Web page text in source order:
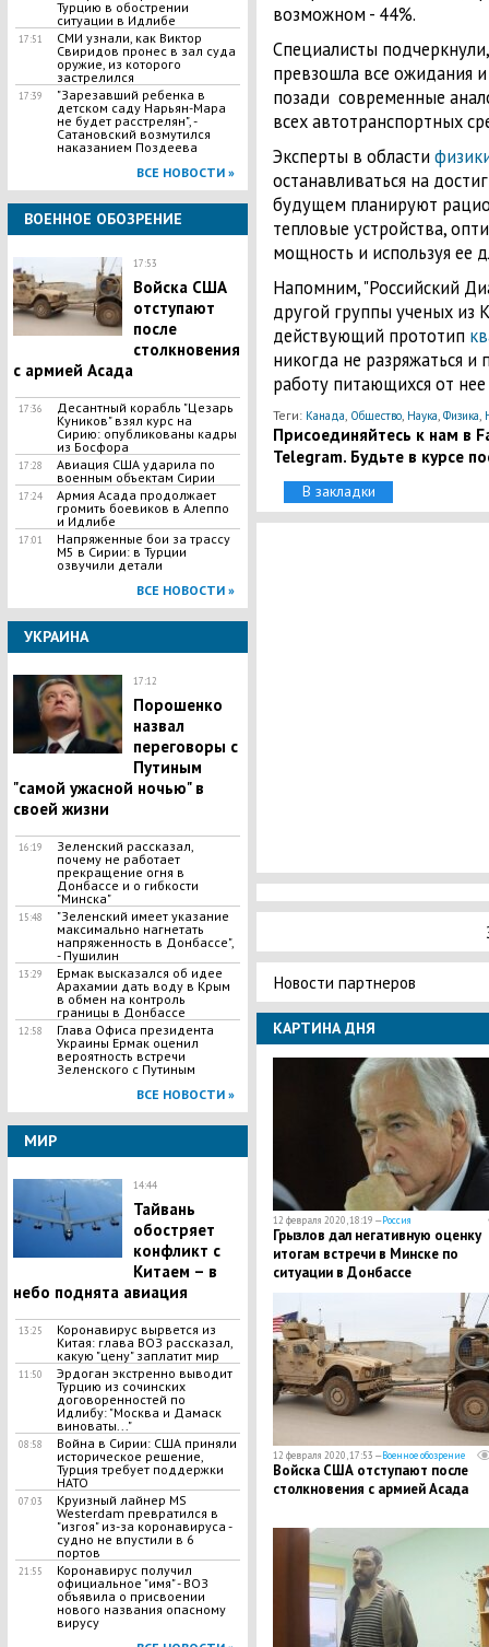
Турцию в обострении
ситуации в Идлибе
17:51
СМИ узнали, как Виктор
Свиридов пронес в зал суда
оружие, из которого
застрелился
17:39
"Зарезавший ребенка в
детском саду Нарьян-Мара
не будет расстрелян", -
Сатановский возмутился
наказанием Поздеева
ВСЕ НОВОСТИ »
ВОЕННОЕ ОБОЗРЕНИЕ
17:53
Войска США
отступают
после
столкновения
с армией Асада
17:36
​Десантный корабль "Цезарь
Куников" взял курс на
Сирию: опубликованы кадры
из Босфора
17:28
Авиация США ударила по
военным объектам Сирии
17:24
Армия Асада продолжает
громить боевиков в Алеппо
и Идлибе
17:01
​Напряженные бои за трассу
М5 в Сирии: в Турции
озвучили детали
ВСЕ НОВОСТИ »
УКРАИНА
17:12
​Порошенко
назвал
переговоры с
Путиным
"самой ужасной ночью" в
своей жизни
16:19
Зеленский рассказал,
почему не работает
прекращение огня в
Донбассе и о гибкости
"Минска"
15:48
​"Зеленский имеет указание
максимально нагнетать
напряженность в Донбассе",
- Пушилин
13:29
​Ермак высказался об идее
Арахамии дать воду в Крым
в обмен на контроль
границы в Донбассе
12:58
Глава Офиса президента
Украины Ермак оценил
вероятность встречи
Зеленского с Путиным
ВСЕ НОВОСТИ »
МИР
14:44
Тайвань
обостряет
конфликт с
Китаем – в
небо поднята авиация
13:25
Коронавирус вырвется из
Китая: глава ВОЗ рассказал,
какую "цену" заплатит мир
11:50
Эрдоган экстренно выводит
Турцию из сочинских
договоренностей по
Идлибу: "Москва и Дамаск
виноваты..."
08:58
Война в Сирии: США приняли
историческое решение,
Турция требует поддержки
НАТО
07:03
Круизный лайнер MS
Westerdam превратился в
"изгоя" из-за коронавируса -
судно не впустили в 6
портов
21:55
Коронавирус получил
официальное "имя" - ВОЗ
объявила о присвоении
нового названия опасному
вирусу
возможном - 44%.
Специалисты
превзошла все ожидания
позади современные
всех автотранспортных
Эксперты в области
останавливаться на
будущем планируют
тепловые устройства,
мощность и используя ее
Напомним, "Российский
другой группы ученых из
действующий прототип
никогда не разряжаться
работу питающихся от
Теги: Канада Общество, Наука Физика
Присоединяйтесь к нам в
Telegram. Будьте в курсе
В закладки
Новости партнеров
КАРТИНА ДНЯ
12 февраля 2020, 18:19 —Россия
​Грызлов дал негативную оценку
итогам встречи в Минске по
ситуации в Донбассе
12 февраля 2020, 17:53 —Военное обозрение
Войска США отступают после
столкновения с армией Асада